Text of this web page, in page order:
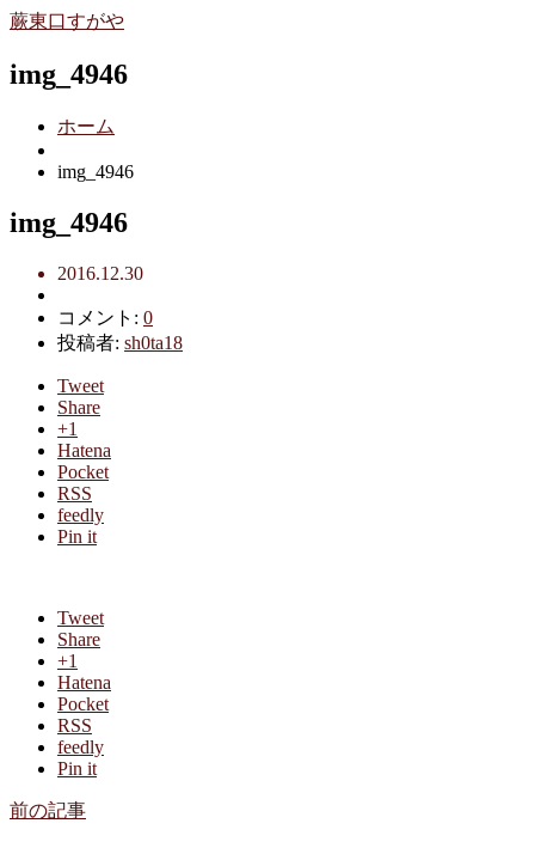
蕨東口すがや
img_4946
ホーム
img_4946
img_4946
2016.12.30
コメント: 0
投稿者: sh0ta18
Tweet
Share
+1
Hatena
Pocket
RSS
feedly
Pin it
Tweet
Share
+1
Hatena
Pocket
RSS
feedly
Pin it
前の記事